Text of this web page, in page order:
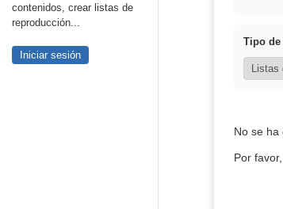
contenidos, crear listas de
reproducción...
Iniciar sesión
Tipo
No se ha
Por